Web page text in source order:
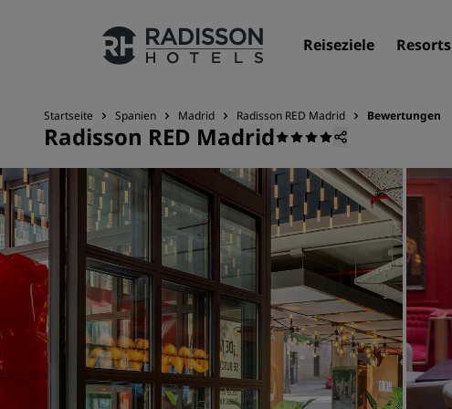
Reiseziele Resorts
Unsere Marken
Marken von Radisson Hotels
Startseite Spanien Madrid Radisson RED Madrid Bewertungen
Radisson RED Madrid